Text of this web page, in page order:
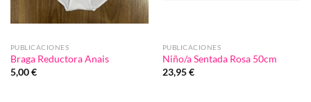
PUBLICACIONES
Braga Reductora Anais
5,00€
PUBLICACIONES
Niño/a Sentada Rosa 50cm
23,95€